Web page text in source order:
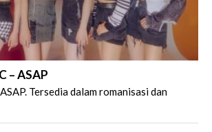
– ASAP
Tersedia dalam romanisasi dan